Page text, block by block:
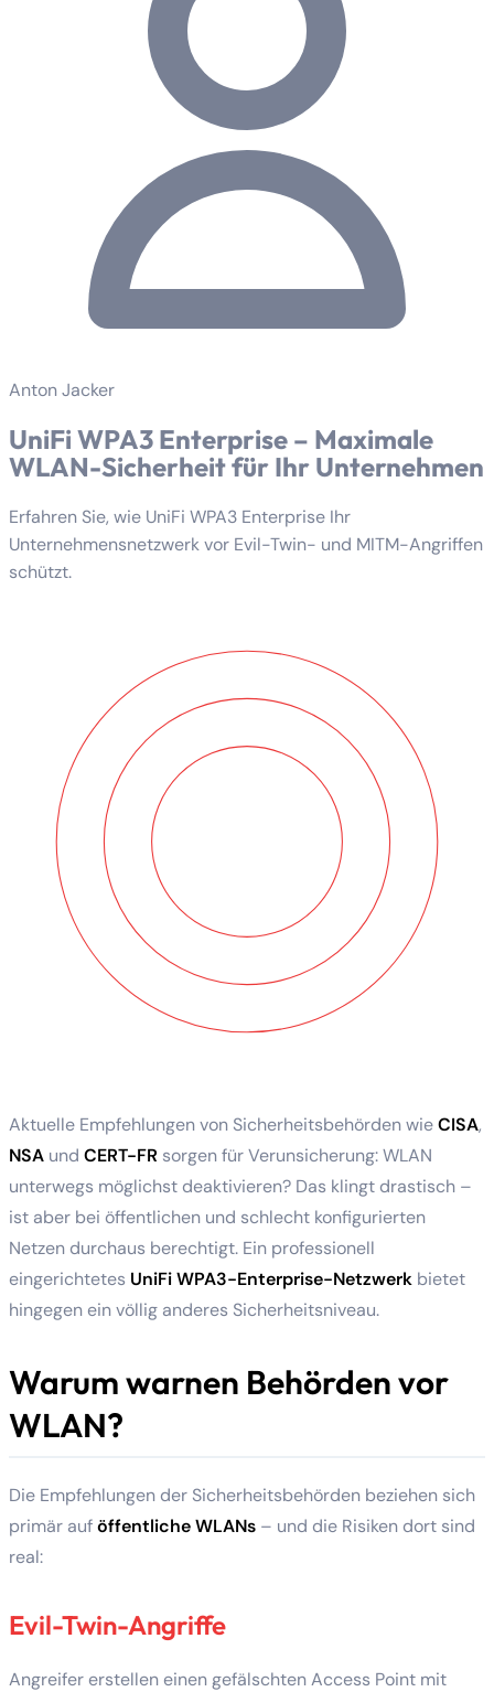
Anton Jacker
UniFi WPA3 Enterprise – Maximale
WLAN-Sicherheit für Ihr Unternehmen
Erfahren Sie, wie UniFi WPA3 Enterprise Ihr
Unternehmensnetzwerk vor Evil-Twin- und MITM-Angriffen
schützt.
Aktuelle Empfehlungen von Sicherheitsbehörden wieCISA,
NSA und CERT-FR sorgen für Verunsicherung: WLAN
unterwegs möglichst deaktivieren? Das klingt drastisch –
ist aber bei öffentlichen und schlecht konfigurierten
Netzen durchaus berechtigt. Ein professionell
eingerichtetes UniFi WPA3-Enterprise-Netzwerk bietet
hingegen ein völlig anderes Sicherheitsniveau.
Warum warnen Behörden vor
WLAN?
Die Empfehlungen der Sicherheitsbehörden beziehen sich
primär auföffentliche WLANs – und die Risiken dort sind
real:
Evil-Twin-Angriffe
Angreifer erstellen einen gefälschten Access Point mit